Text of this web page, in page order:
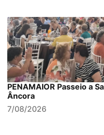
PENAMAIOR Passeio a
Âncora
7/08/2026